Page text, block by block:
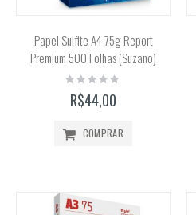
Papel Sulfite A4 75g Report
Premium 500 Folhas (Suzano)
Rating:
R$44,00
COMPRAR